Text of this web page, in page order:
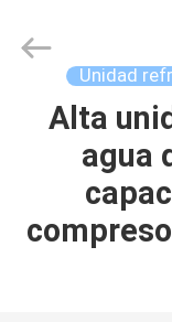
HOGAR
SOBRE
Proveedor.
Copyright
Guangdong
Unidad
Alta
agua